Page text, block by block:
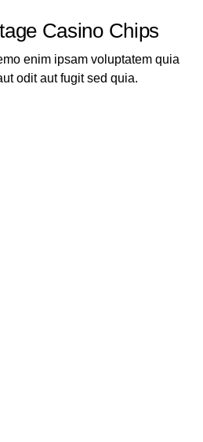
Casino Chips
enim ipsam voluptatem quia
odit aut fugit sed quia.